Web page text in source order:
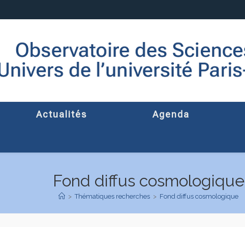
Actualités Agenda
Fond diffus cosmologique
> Thématiques recherches > Fond diffus cosmologique